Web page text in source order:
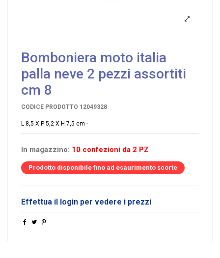
Bomboniera moto italia
palla neve 2 pezzi assortiti
cm 8
CODICE PRODOTTO 12049328
L 8,5 X P 5,2 X H 7,5 cm -
In magazzino: 10 confezioni da 2 PZ
Prodotto disponibile fino ad esaurimento scorte
Effettua il login per vedere i prezzi